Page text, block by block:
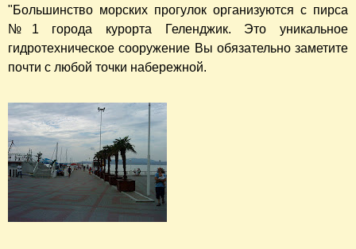
"Большинство морских прогулок организуются с пирса
№1 города курорта Геленджик. Это уникальное
гидротехническое сооружение Вы обязательно заметите
почти с любой точки набережной.